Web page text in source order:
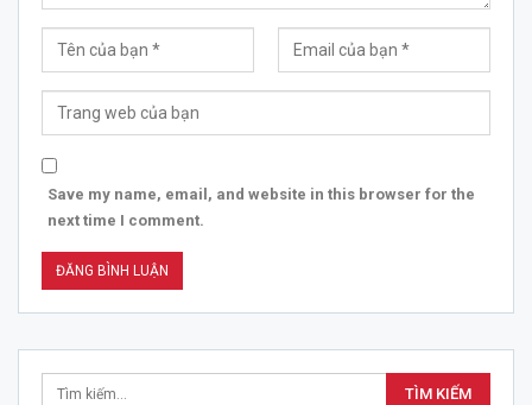
Save my name, email, and website in this browser for the
next time I comment.